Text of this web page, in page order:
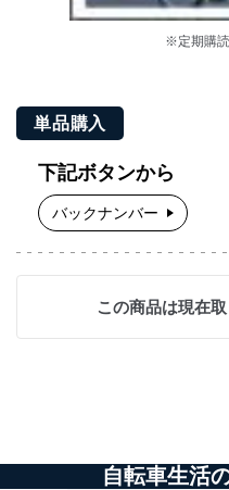
※定期購
単品購入
下記ボタンから
バックナンバー
この商品は現在
自転車生活